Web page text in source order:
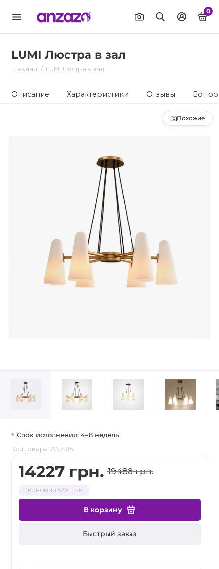
0
LUMI Люстра в зал
Главная LUMI Люстра в зал
Описание Характеристики Отзывы
Похожие
Срок исполнения: 4–8 недель
Код товара: ANZ315
14227 грн. 19488 грн.
Экономия 5261 грн.
В корзину
Быстрый заказ